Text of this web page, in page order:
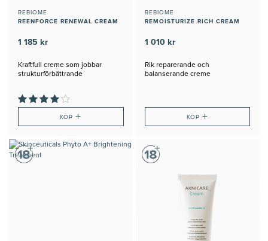
REBIOME
REENFORCE RENEWAL CREAM
1 185 kr
Kraftfull creme som jobbar
strukturförbättrande
KÖP+
REBIOME
REMOISTURIZE RICH CREAM
1 010 kr
Rik reparerande och
balanserande creme
KÖP +